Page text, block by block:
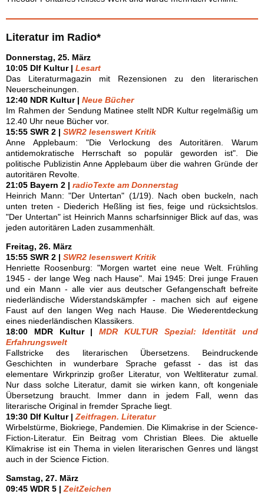
Literatur im Radio*
Donnerstag, 25. März
10:05 Dlf Kultur | Lesart
Das Literaturmagazin mit Rezensionen zu den literarischen
Neuerscheinungen.
12:40 NDR Kultur | Neue Bücher
Im Rahmen der Sendung Matinee stellt NDR Kultur regelmäßig um
12.40 Uhr neue Bücher vor.
15:55 SWR 2 | SWR2 lesenswert Kritik
Anne Applebaum: "Die Verlockung des Autoritären. Warum
antidemokratische Herrschaft so populär geworden ist". Die
politische Publizistin Anne Applebaum über die wahren Gründe der
autoritären Revolte.
21:05 Bayern 2 | radioTexte am Donnerstag
Heinrich Mann: "Der Untertan" (1/19). Nach oben buckeln, nach
unten treten - Diederich Heßling ist fies, feige und rücksichtslos.
"Der Untertan" ist Heinrich Manns scharfsinniger Blick auf das, was
jeden autoritären Laden zusammenhält.
Freitag, 26. März
15:55 SWR 2 | SWR2 lesenswert Kritik
Henriette Roosenburg: "Morgen wartet eine neue Welt. Frühling
1945 - der lange Weg nach Hause". Mai 1945: Drei junge Frauen
und ein Mann - alle vier aus deutscher Gefangenschaft befreite
niederländische Widerstandskämpfer - machen sich auf eigene
Faust auf den langen Weg nach Hause. Die Wiederentdeckung
eines niederländischen Klassikers.
18:00 MDR Kultur | MDR KULTUR Spezial: Identität und
Erfahrungswelt
Fallstricke des literarischen Übersetzens. Beindruckende
Geschichten in wunderbare Sprache gefasst - das ist das
elementare Wirkprinzip großer Literatur, von Weltliteratur zumal.
Nur dass solche Literatur, damit sie wirken kann, oft kongeniale
Übersetzung braucht. Immer dann in jedem Fall, wenn das
literarische Original in fremder Sprache liegt.
19:30 Dlf Kultur | Zeitfragen. Literatur
Wirbelstürme, Biokriege, Pandemien. Die Klimakrise in der Science-
Fiction-Literatur. Ein Beitrag vom Christian Blees. Die aktuelle
Klimakrise ist ein Thema in vielen literarischen Genres und längst
auch in der Science Fiction.
Samstag, 27. März
09:45 WDR 5 | ZeitZeichen